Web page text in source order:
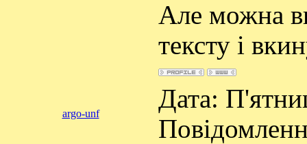
Але можна
тексту і
argo-unf
Дата: